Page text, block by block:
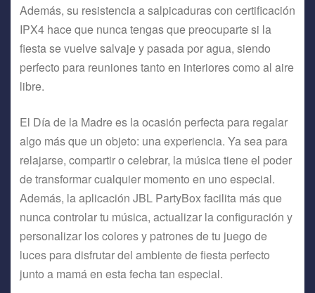
Además, su resistencia a salpicaduras con certificación
IPX4 hace que nunca tengas que preocuparte si la
fiesta se vuelve salvaje y pasada por agua, siendo
perfecto para reuniones tanto en interiores como al aire
libre.
El Día de la Madre es la ocasión perfecta para regalar
algo más que un objeto: una experiencia. Ya sea para
relajarse, compartir o celebrar, la música tiene el poder
de transformar cualquier momento en uno especial.
Además, la aplicación JBL PartyBox facilita más que
nunca controlar tu música, actualizar la configuración y
personalizar los colores y patrones de tu juego de
luces para disfrutar del ambiente de fiesta perfecto
junto a mamá en esta fecha tan especial.